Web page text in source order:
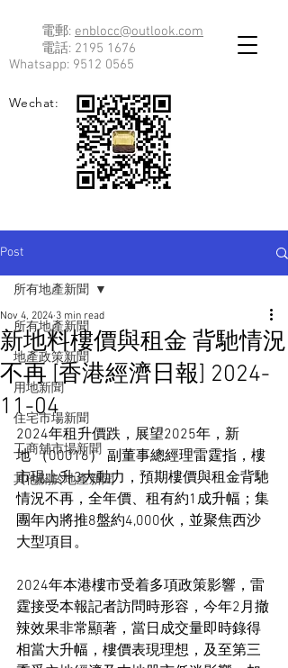
電郵: enblocc@outlook.com
電話: 2195 1676
Whatsapp: 9512 0565
Wechat:
Post
所有地產新聞
地產政策新聞
用地新聞
住宅市場新聞
工商舖市場新聞
其他關於地產新聞
所有地產新聞
新地料樓價與租金 背馳情況
不再 [香港經濟日報] 2024-
11-04
Nov 4, 2024 3 min read
2024年租升價跌，展望2025年，新
地 （00016） 副董事總經理雷霆指，樓
市現上升3大動力，預期樓價與租金背馳
情況不再，全年價、租有約1成升幅；集
團年內將推8盤約4,000伙，並聚焦西沙
大型項目。
2024年本港樓市受着多項政策影響，雷
霆接受本報記者訪問時形容，今年2月撤
辣效果非常顯著，當日成交量即時錄得
相當大升幅，樓價表現理想，及至第三